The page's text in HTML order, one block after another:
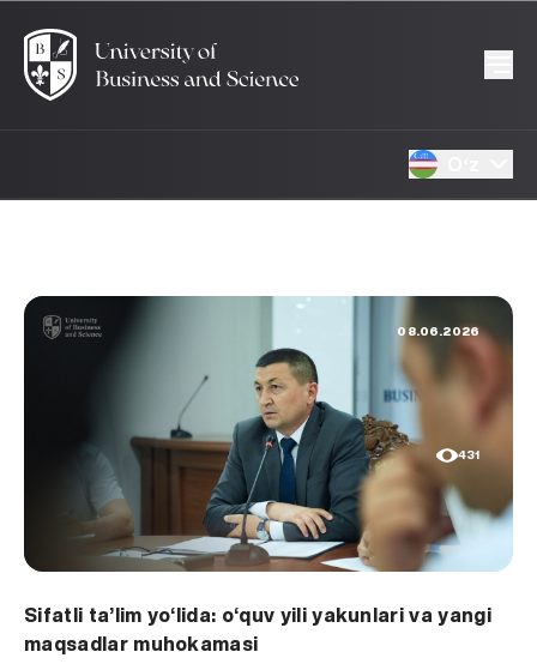
08.06.2026
431
Sifatli ta’lim yo‘lida: o‘quv yili yakunlari va yangi
maqsadlar muhokamasi